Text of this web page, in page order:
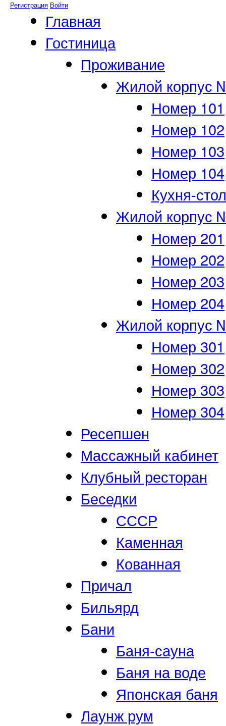
Регистрация Войти
Главная
Гостиница
Проживание
Жилой корпус
Номер 101
Номер 102
Номер 103
Номер 104
Кухня-
Жилой корпус
Номер 201
Номер 202
Номер 203
Номер 204
Жилой корпус
Номер 301
Номер 302
Номер 303
Номер 304
Ресепшен
Массажный кабинет
Клубный ресторан
Беседки
СССР
Каменная
Кованная
Причал
Бильярд
Бани
Баня-сауна
Баня на воде
Японская баня
Лаунж рум